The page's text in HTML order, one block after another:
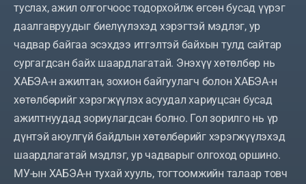
туслах, ажил олгогчоос тодорхойлж өгсөн бусад үүрэг
даалгавруудыг биелүүлэхэд хэрэгтэй мэдлэг, ур
чадвар байгаа эсэхдээ итгэлтэй байхын тулд сайтар
сургагдсан байх шаардлагатай. Энэхүү хөтөлбөр нь
ХАБЭА-н ажилтан, зохион байгуулагч болон ХАБЭА-н
хөтөлбөрийг хэрэгжүүлэх асуудал хариуцсан бусад
ажилтнуудад зориулагдсан болно. Гол зорилго нь үр
дүнтэй аюулгүй байдлын хөтөлбөрийг хэрэгжүүлэхэд
шаардлагатай мэдлэг, ур чадварыг олгоход оршино.
МУ-ын ХАБЭА-н тухай хууль, тогтоомжийн талаар товч